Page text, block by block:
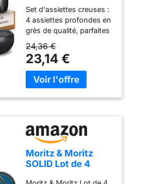
Creuse – Petit
Déjeuner
Set d'assiettes creuses :
4 assiettes profondes en
grès de qualité, parfaites
spaghettis ou soupes.
Diamètre : 16 cm |
Hauteur : 6,5 cm. Idéales
pour les plaisirs du
grès épais – stables,
agréables en main et
idéales pour les repas
quotidiens ou les
occasions spéciales.
Design unique – Chaque
24,36 €
23,14 €
Moritz & Moritz
SOLID Lot de 4